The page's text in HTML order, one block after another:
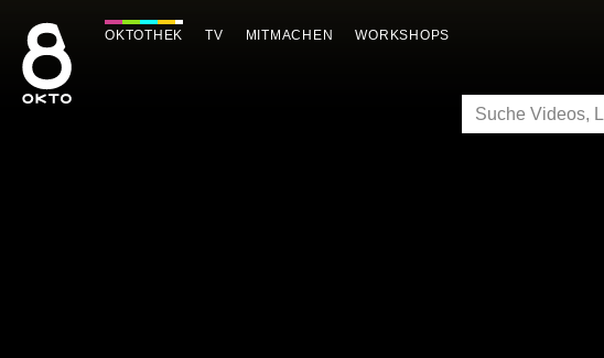
Inhalt
springen
OKTOTHEK TV MITMACHEN WORKSHOPS
SUCHE